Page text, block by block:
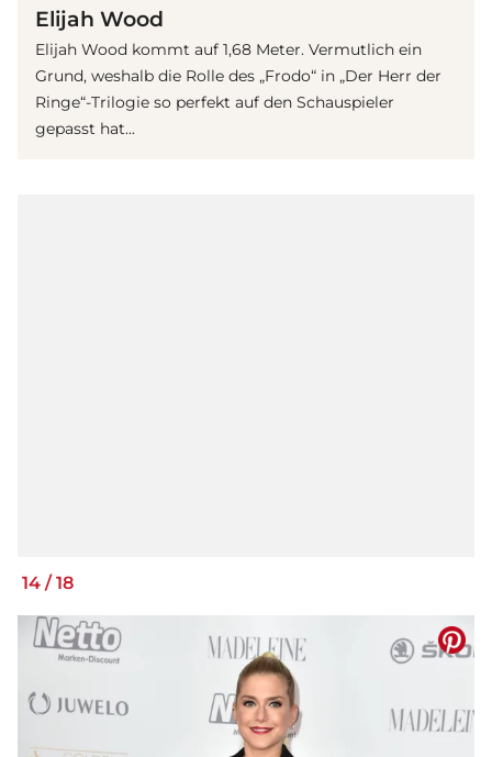
Elijah Wood
Elijah Wood kommt auf 1,68 Meter. Vermutlich ein
Grund, weshalb die Rolle des „Frodo“ in „Der Herr der
Ringe“-Trilogie so perfekt auf den Schauspieler
gepasst hat...
14 /18